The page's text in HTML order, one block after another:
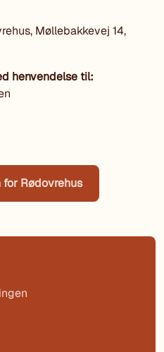
Møllebakkevej 14,
henvendelse til:
Rødovrehus